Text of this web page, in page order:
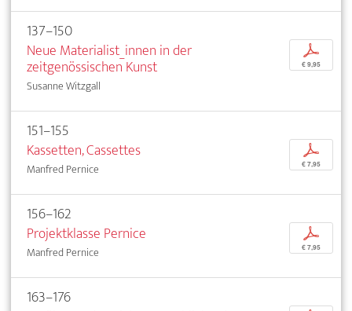
137–150
Neue Materialist_innen in der
zeitgenössischen Kunst
Susanne Witzgall
p
€ 9,95
151–155
Kassetten, Cassettes
Manfred Pernice
p
€ 7,95
156–162
Projektklasse Pernice
Manfred Pernice
p
€ 7,95
163–176